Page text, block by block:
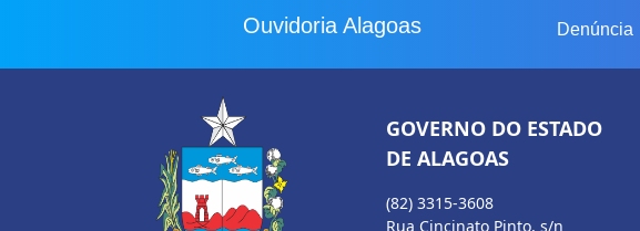
Ouvidoria Alagoas Denúncia
GOVERNO DO ESTADO
DE ALAGOAS
(82) 3315-3608
Rua Cincinato Pinto, s/n